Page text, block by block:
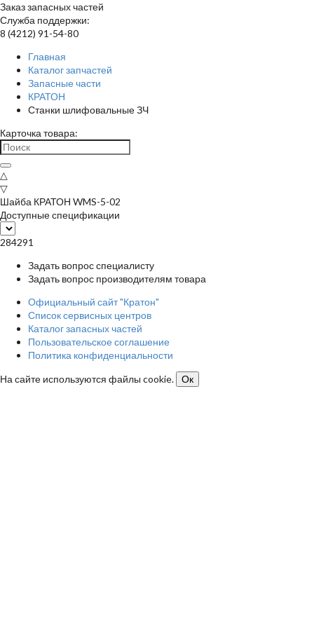
Заказ запасных частей
Служба поддержки:
8 (4212) 91-54-80
Главная
Каталог запчастей
Запасные части
КРАТОН
Станки шлифовальные ЗЧ
Карточка товара:
△
▽
Шайба КРАТОН WMS-5-02
Доступные спецификации
284291
Задать вопрос специалисту
Задать вопрос производителям товара
Официальный сайт "Кратон"
Список сервисных центров
Каталог запасных частей
Пользовательское соглашение
Политика конфиденциальности
На сайте используются файлы cookie.
Ок